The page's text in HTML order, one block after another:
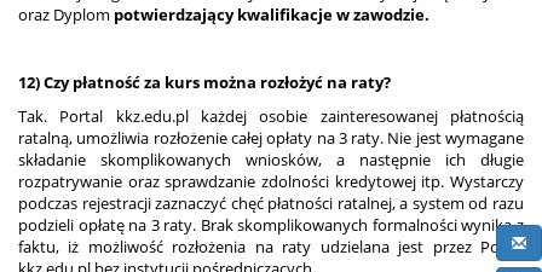
oraz Dyplom potwierdzający kwalifikacje w zawodzie.
12) Czy płatność za kurs można rozłożyć na raty?
Tak. Portal kkz.edu.pl każdej osobie zainteresowanej płatnością
ratalną, umożliwia rozłożenie całej opłaty na 3 raty. Nie jest wymagane
składanie skomplikowanych wniosków, a następnie ich długie
rozpatrywanie oraz sprawdzanie zdolności kredytowej itp. Wystarczy
podczas rejestracji zaznaczyć chęć płatności ratalnej, a system od razu
podzieli opłatę na 3 raty. Brak skomplikowanych formalności wynika z
faktu, iż możliwość rozłożenia na raty udzielana jest przez Portal